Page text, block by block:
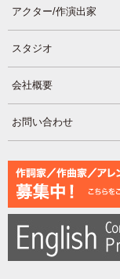
アクター/作演出家
スタジオ
会社概要
お問い合わせ